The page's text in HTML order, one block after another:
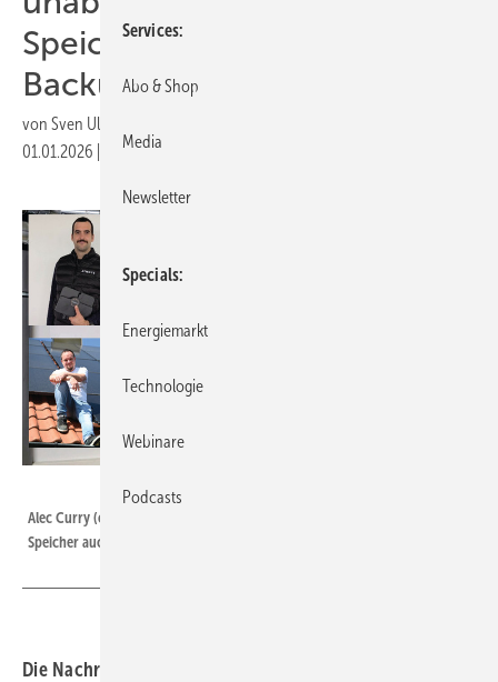
Speichernachrüstung mit der
Backup-Box
von Sven Ullrich
01.01.2026
Druckvorschau
Alec Curry (oben) und Benjamin Gfüllner haben im Webinar gezeigt, wie
Speicher auch im Gewerbe einfach nachgerüstet werden können.
Die Nachrüstung von Speichern gilt oft als aufwendig –
Services
Abo & Shop
Media
Newsletter
Specials
Energiemarkt
Technologie
Webinare
Podcasts